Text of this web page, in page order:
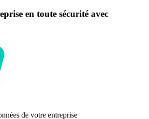
en toute sécurité avec
de votre entreprise